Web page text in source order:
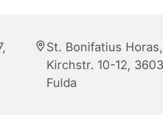
St. Bonifatius Horas,
Kirchstr. 10-12,
Fulda